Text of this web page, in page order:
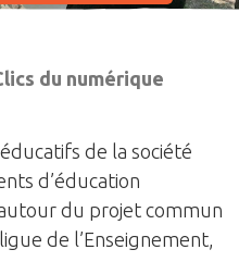
du numérique
de la société
d’éducation
du projet commun
de l’Enseignement,